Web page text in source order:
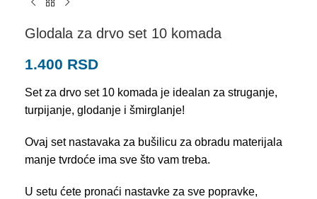
Glodala za drvo set 10 komada
1.400 RSD
Set za drvo set 10 komada je idealan za struganje,
turpijanje, glodanje i šmirglanje!
Ovaj set nastavaka za bušilicu za obradu materijala
manje tvrdoće ima sve što vam treba.
U setu ćete pronaći nastavke za sve popravke,